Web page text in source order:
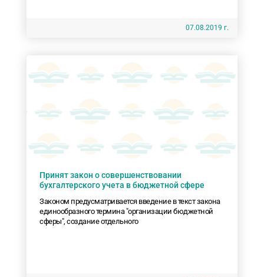
07.08.2019 г.
Принят закон о совершенствовании
бухгалтерского учета в бюджетной сфере
Законом предусматривается введение в текст закона
единообразного термина "организации бюджетной
сферы", создание отдельного